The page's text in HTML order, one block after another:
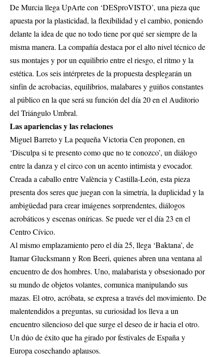
De Murcia llega UpArte con ‘DESproVISTO’, una pieza que
apuesta por la plasticidad, la flexibilidad y el cambio, poniendo
delante la idea de que no todo tiene por qué ser siempre de la
misma manera. La compañía destaca por el alto nivel técnico de
sus montajes y por un equilibrio entre el riesgo, el ritmo y la
estética. Los seis intérpretes de la propuesta desplegarán un
sinfín de acrobacias, equilibrios, malabares y guiños constantes
al público en la que será su función del día 20 en el Auditorio
del Triángulo Umbral.
Las apariencias y las relaciones
Miguel Barreto y La pequeña Victoria Cen proponen, en
‘Disculpa si te presento como que no te conozco’, un diálogo
entre la danza y el circo con un acento intimista y evocador.
Creada a caballo entre València y Castilla-León, esta pieza
presenta dos seres que juegan con la simetría, la duplicidad y la
ambigüedad para crear imágenes sorprendentes, diálogos
acrobáticos y escenas oníricas. Se puede ver el día 23 en el
Centro Cívico.
Al mismo emplazamiento pero el día 25, llega ‘Baktana’, de
Itamar Glucksmann y Ron Beeri, quienes abren una ventana al
encuentro de dos hombres. Uno, malabarista y obsesionado por
su mundo de objetos volantes, comunica manipulando sus
mazas. El otro, acróbata, se expresa a través del movimiento. De
malentendidos a preguntas, su curiosidad los lleva a un
encuentro silencioso del que surge el deseo de ir hacia el otro.
Un dúo de éxito que ha girado por festivales de España y
Europa cosechando aplausos.